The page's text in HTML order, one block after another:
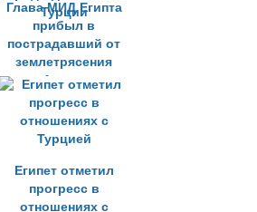
Глава МИД Египта
прибыл в
пострадавший от
землетрясения
город Адана на юге
Турции
Египет отметил
прогресс в
отношениях с